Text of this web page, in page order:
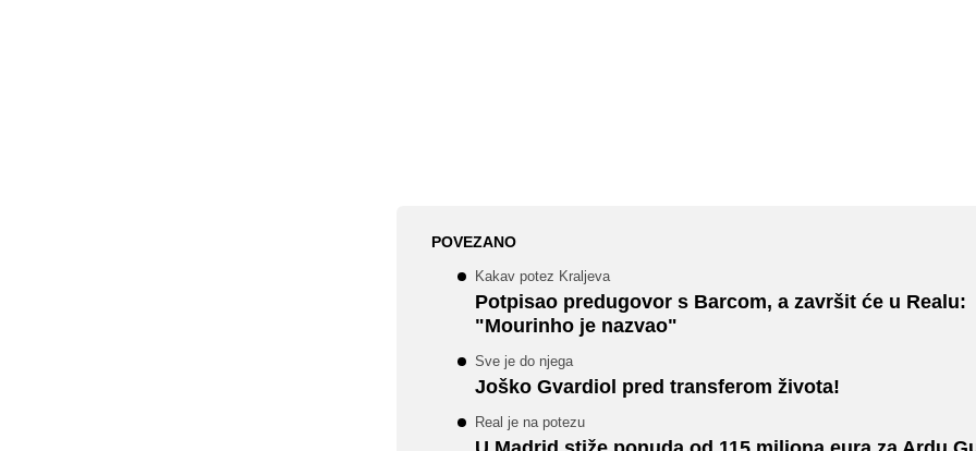
POVEZANO
Kakav potez Kraljeva
Potpisao predugovor s Barcom, a završit će u Realu:
"Mourinho je nazvao"
Sve je do njega
Joško Gvardiol pred transferom života!
Real je na potezu